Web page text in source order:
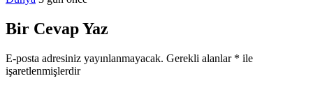
Bir Cevap Yaz
E-posta adresiniz yayınlanmayacak. Gerekli alanlar * ile
işaretlenmişlerdir